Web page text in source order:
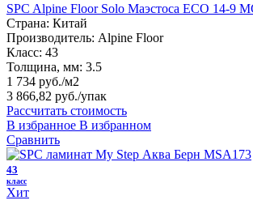
SPC Alpine Floor Solo Маэстоса ЕСО 14-9
Страна: Китай
Производитель: Alpine Floor
Класс: 43
Толщина, мм: 3.5
1 734 руб./м2
3 866,82 руб./упак
Рассчитать стоимость
В избранное В избранном
Сравнить
43
класс
Хит